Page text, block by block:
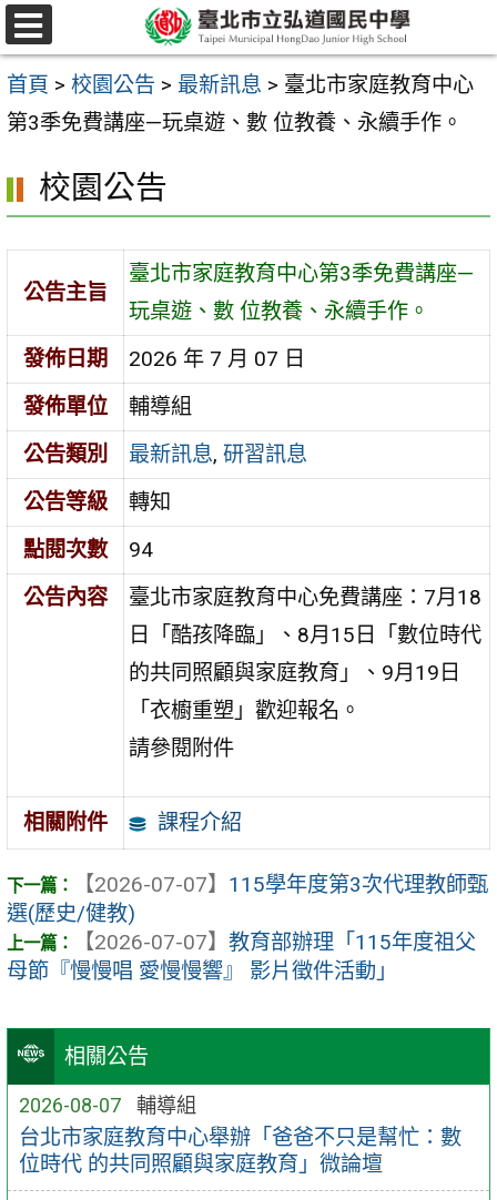
跳
至
主
要
容
區
選
單
首頁 > 校園公告 > 最新訊息 > 臺北市家庭教育中心
第3季免費講座—玩桌遊、數 位教養、永續手作。
相關公告
2026-08-07 輔導組
台北市家庭教育中心舉辦「爸爸不只是幫忙：數
位時代 的共同照顧與家庭教育」微論壇
校園公告
公告主旨
臺北市家庭教育中心第3季免費講座—
玩桌遊、數 位教養、永續手作。
發佈日期
2026 年 7 月 07 日
發佈單位
輔導組
公告類別
最新訊息,研習訊息
公告等級
轉知
點閱次數
94
公告內容
臺北市家庭教育中心免費講座：7月18
日「酷孩降臨」、8月15日「數位時代
的共同照顧與家庭教育」、9月19日
「衣櫥重塑」歡迎報名。
請參閱附件
相關附件 課程介紹
【2026-07-07】 115學年度第3次代理教師甄
選(歷史/健教)
【2026-07-07】 教育部辦理「115年度祖父
母節『慢慢唱 愛慢慢響』 影片徵件活動」